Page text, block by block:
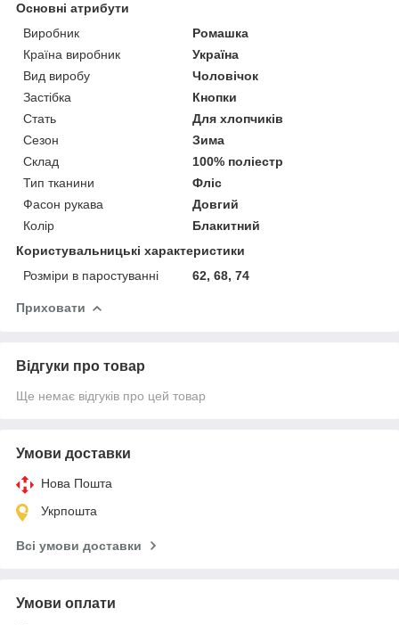
Основні атрибути
Виробник
Ромашка
Країна виробник
Україна
Вид виробу
Чоловічок
Застібка
Кнопки
Стать
Для хлопчиків
Сезон
Зима
Склад
100% поліестр
Тип тканини
Фліс
Фасон рукава
Довгий
Колір
Блакитний
Користувальницькі характеристики
Розміри в паростуванні
62, 68, 74
Приховати
Відгуки про товар
Ще немає відгуків про цей товар
Умови доставки
Нова Пошта
Укрпошта
Всі умови доставки
Умови оплати